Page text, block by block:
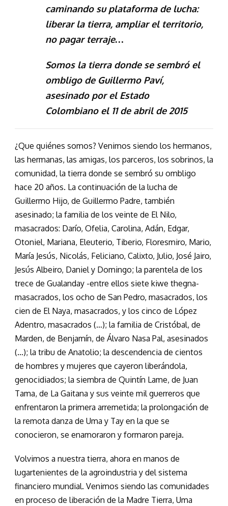
caminando su plataforma de lucha:
liberar la tierra, ampliar el territorio,
no pagar terraje…
Somos la tierra donde se sembró el
ombligo de Guillermo Paví,
asesinado por el Estado
Colombiano el 11 de abril de 2015
¿Que quiénes somos? Venimos siendo los hermanos,
las hermanas, las amigas, los parceros, los sobrinos, la
comunidad, la tierra donde se sembró su ombligo
hace 20 años. La continuación de la lucha de
Guillermo Hijo, de Guillermo Padre, también
asesinado; la familia de los veinte de El Nilo,
masacrados: Darío, Ofelia, Carolina, Adán, Edgar,
Otoniel, Mariana, Eleuterio, Tiberio, Floresmiro, Mario,
María Jesús, Nicolás, Feliciano, Calixto, Julio, José Jairo,
Jesús Albeiro, Daniel y Domingo; la parentela de los
trece de Gualanday -entre ellos siete kiwe thegna-
masacrados, los ocho de San Pedro, masacrados, los
cien de El Naya, masacrados, y los cinco de López
Adentro, masacrados (…); la familia de Cristóbal, de
Marden, de Benjamín, de Álvaro Nasa Pal, asesinados
(…); la tribu de Anatolio; la descendencia de cientos
de hombres y mujeres que cayeron liberándola,
genocidiados; la siembra de Quintín Lame, de Juan
Tama, de La Gaitana y sus veinte mil guerreros que
enfrentaron la primera arremetida; la prolongación de
la remota danza de Uma y Tay en la que se
conocieron, se enamoraron y formaron pareja.
Volvimos a nuestra tierra, ahora en manos de
lugartenientes de la agroindustria y del sistema
financiero mundial. Venimos siendo las comunidades
en proceso de liberación de la Madre Tierra, Uma